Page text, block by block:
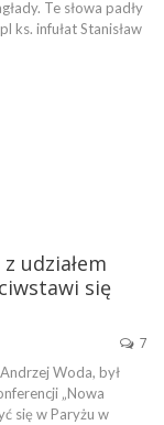
Te słowa padły
ks. infułat Stanisław
udziałem
się
7
Woda, był
„Nowa
się w Paryżu w